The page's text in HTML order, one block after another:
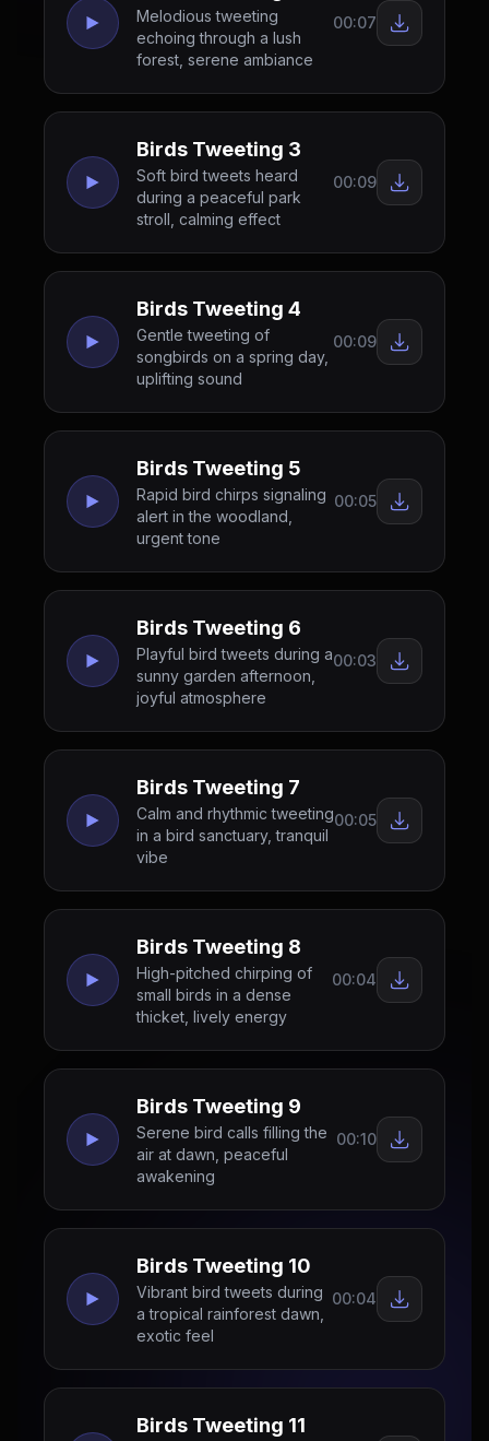
Melodious tweeting
echoing through a lush
forest, serene ambiance
00:07
Birds Tweeting 3
Soft bird tweets heard
during a peaceful park
stroll, calming effect
00:09
Birds Tweeting 4
Gentle tweeting of
songbirds on a spring day,
uplifting sound
00:09
Birds Tweeting 5
Rapid bird chirps signaling
alert in the woodland,
urgent tone
00:05
Birds Tweeting 6
Playful bird tweets during a
sunny garden afternoon,
joyful atmosphere
00:03
Birds Tweeting 7
Calm and rhythmic tweeting
in a bird sanctuary, tranquil
vibe
00:05
Birds Tweeting 8
High-pitched chirping of
small birds in a dense
thicket, lively energy
00:04
Birds Tweeting 9
Serene bird calls filling the
air at dawn, peaceful
awakening
00:10
Birds Tweeting 10
Vibrant bird tweets during
a tropical rainforest dawn,
exotic feel
00:04
Birds Tweeting 11